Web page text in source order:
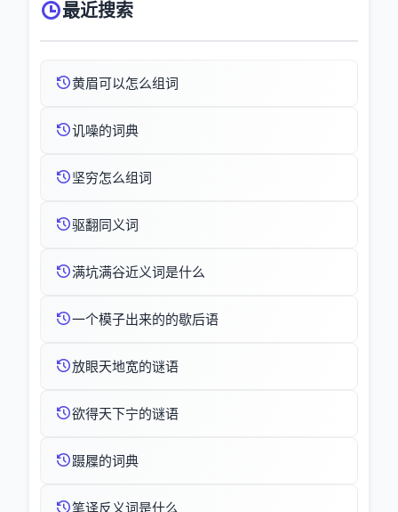
最近搜索
黄眉可以怎么组词
讥噪的词典
坚穷怎么组词
驱翻同义词
满坑满谷近义词是什么
一个模子出来的的歇后语
放眼天地宽的谜语
欲得天下宁的谜语
蹑屧的词典
笔译反义词是什么